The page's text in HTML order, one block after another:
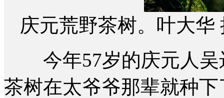
庆元荒野茶树。叶大华
今年57岁的庆元人吴
茶树在太爷爷那辈就种